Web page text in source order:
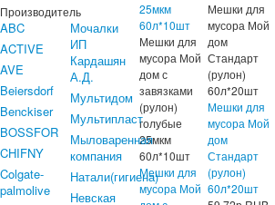
Производитель
ABC
ACTIVE
AVE
Beiersdorf
Benckiser
BOSSFOR
CHIFNY
Colgate-
palmolive
Мочалки
ИП
Кардашян
А.Д.
Мультидом
Мультипласт
Мыловаренная
компания
Натали(гигиена)
Невская
Мешки для
мусора Мой
дом с
завязками
(рулон)
голубые
25мкм
60л*10шт
Мешки для
мусора Мой
Мешки для
мусора Мой
дом
Стандарт
(рулон)
60л*20шт
Мешки для
мусора Мой
дом
Стандарт
(рулон)
60л*20шт